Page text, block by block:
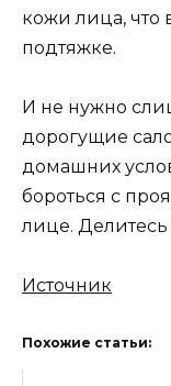
кожи лица, что
подтяжке.
И не нужно
дорогущие
домашних
бороться с
лице.
Источник
Похожие статьи: